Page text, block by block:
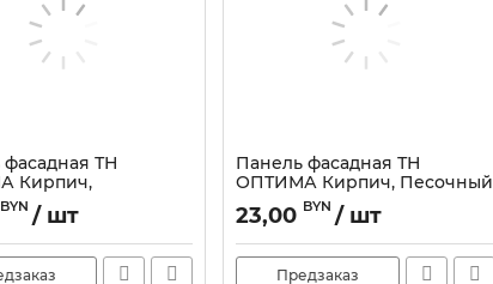
ТН
Кирпич,
BYN / шт
Панель фасадная ТН
ОПТИМА Кирпич, Песочный
Артикул: 82845
23,00 BYN / шт
Предзаказ